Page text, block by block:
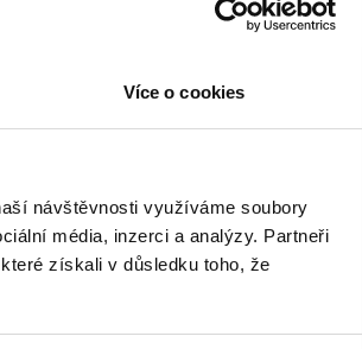
Více o cookies
návštěvnosti využíváme soubory
média, inzerci a analýzy. Partneři
získali v důsledku toho, že